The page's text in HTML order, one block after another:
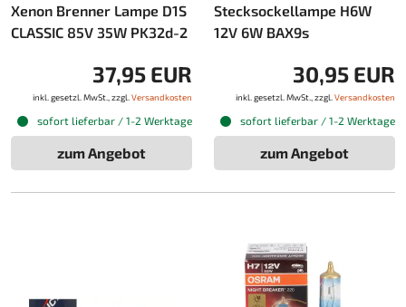
Xenon Brenner Lampe D1S
CLASSIC 85V 35W PK32d-2
37,95 EUR
inkl. gesetzl. MwSt., zzgl. Versandkosten
sofort lieferbar / 1-2 Werktage
zum Angebot
Stecksockellampe H6W
12V 6W BAX9s
30,95 EUR
inkl. gesetzl. MwSt., zzgl. Versandkosten
sofort lieferbar / 1-2 Werktage
zum Angebot